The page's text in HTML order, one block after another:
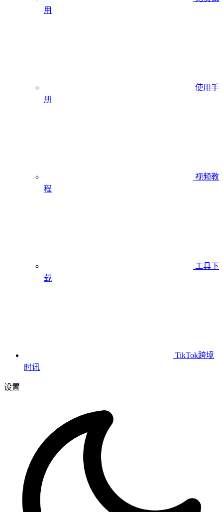
用
使用手
册
视频教
程
工具下
载
TikTok跨境
时讯
设置